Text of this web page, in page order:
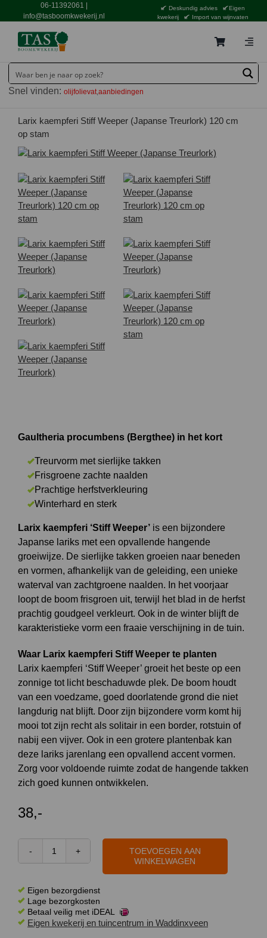
06-11392061
info@tasboomkwekerij.nl
Deskundig advies
Eigen
kwekerij
Import van wijnvaten
Contact en bestellen
Catalogus
Tuincentrum Waddinxveen
Tuinthema’s
Snel vinden:olijfolievat aanbiedingen
Larix kaempferi Stiff Weeper (Japanse Treurlork) 120 cm
op stam
Gaultheria procumbens (Bergthee) in het kort
Treurvorm met sierlijke takken
Frisgroene zachte naalden
Prachtige herfstverkleuring
Winterhard en sterk
Larix kaempferi ‘Stiff Weeper’ is een bijzondere
Japanse lariks met een opvallende hangende
groeiwijze. De sierlijke takken groeien naar beneden
en vormen, afhankelijk van de geleiding, een unieke
waterval van zachtgroene naalden. In het voorjaar
loopt de boom frisgroen uit, terwijl het blad in de herfst
prachtig goudgeel verkleurt. Ook in de winter blijft de
karakteristieke vorm een fraaie verschijning in de tuin.
Waar Larix kaempferi Stiff Weeper te planten
Larix kaempferi ‘Stiff Weeper’ groeit het beste op een
zonnige tot licht beschaduwde plek. De boom houdt
van een voedzame, goed doorlatende grond die niet
langdurig nat blijft. Door zijn bijzondere vorm komt hij
mooi tot zijn recht als solitair in een border, rotstuin of
nabij een vijver. Ook in een grotere plantenbak kan
deze lariks jarenlang een opvallend accent vormen.
Zorg voor voldoende ruimte zodat de hangende takken
zich goed kunnen ontwikkelen.
38,-
Larix
Weeper
(Japanse
Treurlork)
TOEVOEGEN AAN
WINKELWAGEN
Eigen bezorgdienst
Lage bezorgkosten
Betaal veilig met iDEAL
Eigen kwekerij en tuincentrum in Waddinxveen